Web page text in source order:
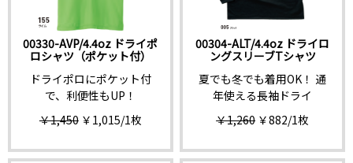
00330-AVP/4.4oz ドライポ
ロシャツ（ポケット付）
ドライポロにポケット付
で、利便性もUP！
￥1,450 ￥1,015/1枚
00304-ALT/4.4oz ドライロ
ングスリーブTシャツ
夏でも冬でも着用OK！ 通
年使える長袖ドライ
￥1,260 ￥882/1枚